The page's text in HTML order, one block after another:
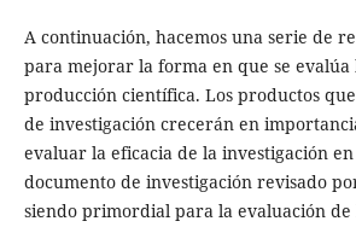
A continuación, hacemos una serie de
para mejorar la forma en que se evalúa
producción científica. Los productos
de investigación crecerán en
evaluar la eficacia de la investigación
documento de investigación revisado
siendo primordial para la evaluación de